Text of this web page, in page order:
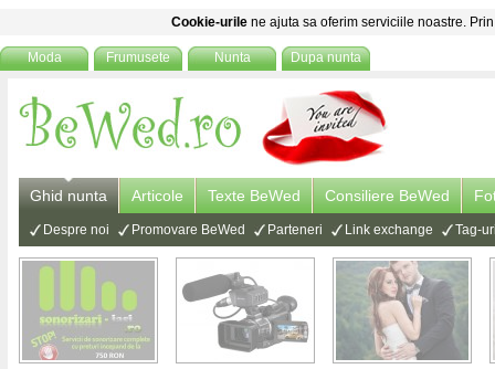
Cookie-urile ne ajuta sa oferim serviciile noastre.
Moda Frumusete Nunta Dupa nunta
Ghid nunta Articole Texte BeWed Consiliere BeWed
Despre noi Promovare BeWed Parteneri Link exchange Tag-